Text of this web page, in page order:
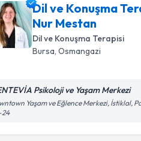
Dil ve Konuşma
Nur Mestan
Dil ve Konuşma Terapisi
Bursa, Osmangazi
Psikoloji ve Yaşam Merkezi
Yaşam ve Eğlence Merkezi, İstiklal,
24